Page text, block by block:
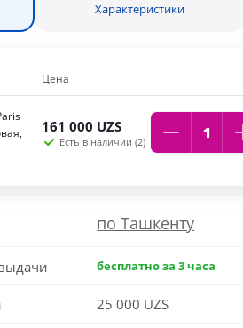
Характеристики
Цена
161 000 UZS
Есть в наличии (2)
по Ташкенту
бесплатно за 3 часа
25 000 UZS